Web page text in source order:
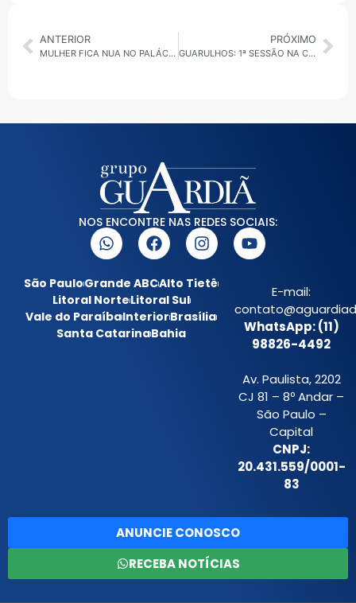
ANTERIOR
MULHER FICA NUA NO PALÁCIO DO PLANALTO E É ATENDIDA PELO SERVIÇO MÉDICO
PRÓXIMO
GUARULHOS: 1ª SESSÃO NA CÂMARA MUNICIPAL PÓS SEGUNDO TURNO E ENTREVISTA COM O VEREADOR MAIZENA, DE SUZANO
NOS ENCONTRE NAS REDES SOCIAIS:
São PauloGrande ABCAlto Tietê
Litoral NorteLitoral Sul
Vale do ParaíbaInteriorBrasília
Santa CatarinaBahia
E-mail:
WhatsApp: (11)
98826-4492
Av. Paulista, 2202
CJ 81 – 8º Andar –
São Paulo –
Capital
CNPJ:
20.431.559/0001-
83
ANUNCIE CONOSCO
RECEBA NOTÍCIAS